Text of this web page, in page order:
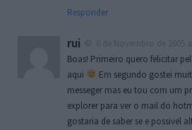
Responder
rui
Boas! Primeiro quero felicitar
aqui
Em segundo gostei
messeger mas eu tou com um
explorer para ver o mail do
gostaria de saber se e possivel